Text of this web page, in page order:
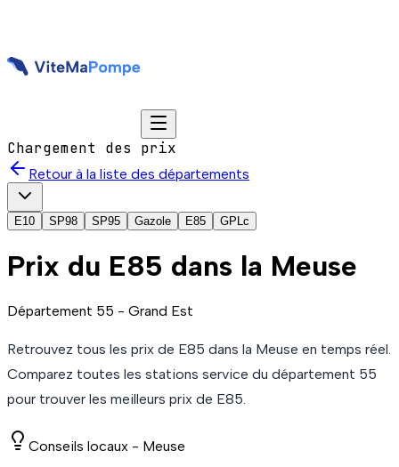
Chargement des prix
Retour à la liste des départements
E10 SP98 SP95 Gazole E85 GPLc
Prix du E85 dans la Meuse
Département 55 - Grand Est
Retrouvez tous les prix de E85 dans la Meuse en temps réel.
Comparez toutes les stations service du département 55
pour trouver les meilleurs prix de E85.
Conseils locaux - Meuse